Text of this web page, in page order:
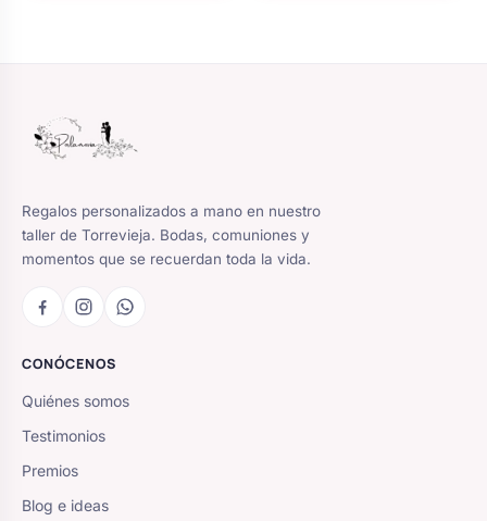
Regalos personalizados a mano en nuestro
taller de Torrevieja. Bodas, comuniones y
momentos que se recuerdan toda la vida.
CONÓCENOS
Quiénes somos
Testimonios
Premios
Blog e ideas